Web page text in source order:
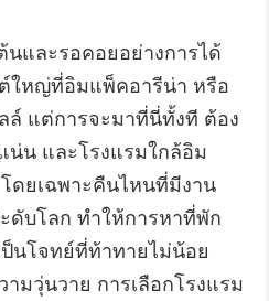
นและรอคอยอย่างการได้
ใหญ่ที่อิมแพ็คอารีน่า หรือ
ล์ แต่การจะมาที่นี่ทั้งที ต้อง
น่น และโรงแรมใกล้อิม
ดยเฉพาะคืนไหนที่มีงาน
ดับโลก ทำให้การหาที่พัก
ป็นโจทย์ที่ท้าทายไม่น้อย
มวุ่นวาย การเลือกโรงแรม